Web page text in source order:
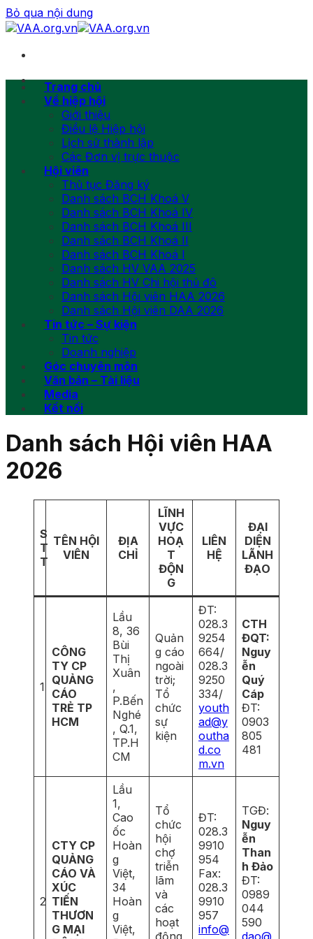
Bỏ qua nội dung
Trang chủ
Về hiệp hội
Giới thiệu
Điều lệ Hiệp hội
Lịch sử thành lập
Các Đơn vị trực thuộc
Hội viên
Thủ tục Đăng ký
Danh sách BCH Khoá V
Danh sách BCH Khoá IV
Danh sách BCH Khoá III
Danh sách BCH Khoá II
Danh sách BCH Khoá I
Danh sách HV VAA 2025
Danh sách HV Chi hội thủ đô
Danh sách Hội viên HAA 2026
Danh sách Hội viên DAA 2026
Tin tức – Sự kiện
Tin tức
Doanh nghiệp
Góc chuyên môn
Văn bản – Tài liệu
Media
Kết nối
Danh sách Hội viên HAA
2026
S
T
T
TÊN HỘI
VIÊN
ĐỊA
CHỈ
LĨNH
VỰC
HOẠ
T
ĐỘN
G
LIÊN
HỆ
ĐẠI
DIỆN
LÃNH
ĐẠO
1
CÔNG
TY CP
QUẢNG
CÁO
TRẺ TP
HCM
Lầu
8, 36
Bùi
Thị
Xuân
,
P.Bến
Nghé
, Q.1,
TP.H
CM
Quản
g cáo
ngoài
trời;
Tổ
chức
sự
kiện
ĐT:
028.3
9254
664/
028.3
9250
334/
youth
ad@y
outha
d.co
m.vn
CTH
ĐQT:
Nguy
ễn
Quý
Cáp
ĐT:
0903
805
481
2
CTY CP
QUẢNG
CÁO VÀ
XÚC
TIẾN
THƯƠN
G MẠI
Lầu
1,
Cao
ốc
Hoàn
g
Việt,
34
Hoàn
g
Việt,
Tổ
chức
hội
chợ
triễn
lãm
và
các
hoạt
động
ĐT:
028.3
9910
954
Fax:
028.3
9910
957
info@
TGĐ:
Nguy
ễn
Than
h Đảo
ĐT:
0989
044
590
dao@